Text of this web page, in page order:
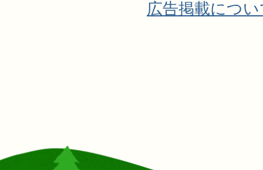
広告掲載につ